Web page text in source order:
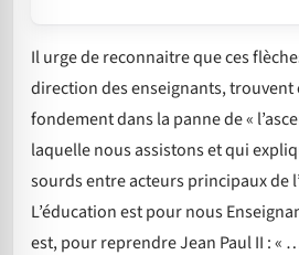
Il urge de reconnaitre que ces
direction des enseignants,
fondement dans la panne de «
laquelle nous assistons et qui
sourds entre acteurs principaux de
L’éducation est pour nous
est, pour reprendre Jean Paul II : «